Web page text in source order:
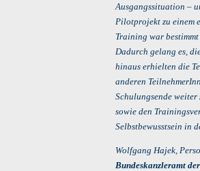
Ausgangssituation –
Pilotprojekt zu einem
Training war
Dadurch gelang es,
hinaus erhielten die
anderen
Schulungsende
sowie den
Selbstbewusstsein in
Wolfgang Hajek,
Bundeskanzleramt